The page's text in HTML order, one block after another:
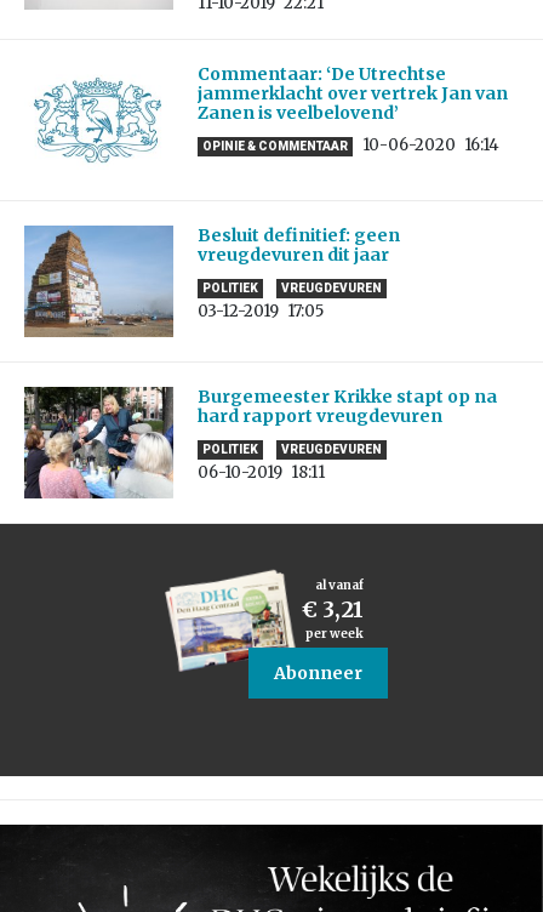
Commentaar: ‘De Utrechtse
jammerklacht over vertrek Jan van
Zanen is veelbelovend’
OPINIE & COMMENTAAR 10-06-2020 16:14
Besluit definitief: geen
vreugdevuren dit jaar
POLITIEK VREUGDEVUREN
03-12-2019 17:05
Burgemeester Krikke stapt op na
hard rapport vreugdevuren
POLITIEK VREUGDEVUREN
06-10-2019 18:11
al vanaf
€ 3,21
per week
Abonneer